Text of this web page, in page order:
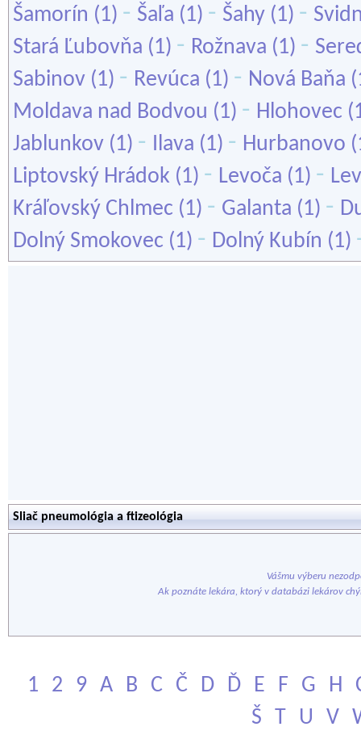
Šamorín (1) - Šaľa (1) - Šahy (1) -
Stará Ľubovňa (1) - Rožnava (1) -
Sabinov (1) - Revúca (1) - Nová Baňa
Moldava nad Bodvou (1) - Hlohovec
Jablunkov (1) - Ilava (1) - Hurbanovo
Liptovský Hrádok (1) - Levoča (1) -
Kráľovský Chlmec (1) - Galanta (1) -
Dolný Smokovec (1) - Dolný Kubín (1)
Sliač pneumológia a ftizeológia
Vášmu výberu
Ak poznáte lekára, ktorý v databázi lekárov
1 2 9 A B C Č D Ď E F G H
Š
T U V